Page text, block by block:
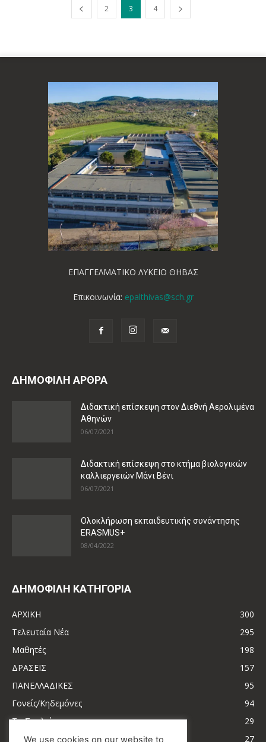
2 3 4
ΕΠΑΓΓΕΛΜΑΤΙΚΟ ΛΥΚΕΙΟ ΘΗΒΑΣ
Επικοινωνία: epalthivas@sch.gr
ΔΗΜΟΦΙΛΗ ΑΡΘΡΑ
Διδακτική επίσκεψη στον Διεθνή Αερολιμένα
Αθηνών
06/07/2021
Διδακτική επίσκεψη στο κτήμα βιολογικών
καλλιεργειών Μάνι Βένι
06/07/2021
Ολοκλήρωση εκπαιδευτικής συνάντησης
ERASMUS+
08/04/2022
ΔΗΜΟΦΙΛΗ ΚΑΤΗΓΟΡΙΑ
ΑΡΧΙΚΗ
300
Τελευταία Νέα
295
Μαθητές
198
ΔΡΑΣΕΙΣ
157
ΠΑΝΕΛΛΑΔΙΚΕΣ
95
Γονείς/Κηδεμόνες
94
Το Σχολείο μας
29
Ειδικότητες
27
We use cookies on our website to